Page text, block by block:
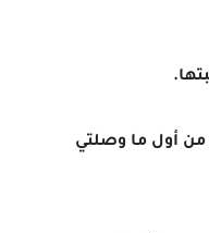
أول ما وصلتي